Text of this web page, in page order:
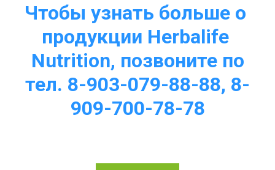
Чтобы узнать больше о
продукции Herbalife
Nutrition, позвоните по
тел. 8-903-079-88-88, 8-
909-700-78-78